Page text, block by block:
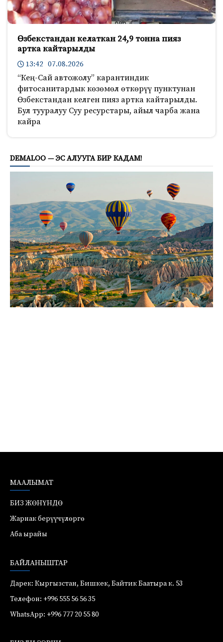
Өзбекстандан келаткан 24,9 тонна пияз
артка кайтарылды
13:42 07.08.2026
“Кең-Сай автожолу” карантиндик
фитосанитардык көзөмөл өткөрүү пунктунан
Өзбекстандан келген пияз артка кайтарылды.
Бул тууралуу Суу ресурстары, айыл чарба жана
кайра
DEMALOO — ЭС АЛУУГА БИР КАДАМ!
МААЛЫМАТ
БИЗ ЖӨНҮНДӨ
Жарнак берүүчүлөргө
Аба ырайы
БАЙЛАНЫШТАР
Дарек: Кыргызстан, Бишкек, Байтик Баатыра к. 53
Телефон: +996 555 56 56 35
WhatsApp: +996 777 20 55 80